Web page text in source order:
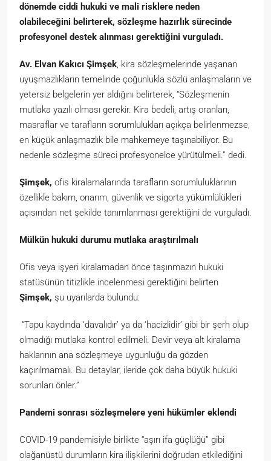
dönemde ciddi hukuki ve mali risklere neden
olabileceğini belirterek, sözleşme hazırlık sürecinde
profesyonel destek alınması gerektiğini vurguladı.
Av. Elvan Kakıcı Şimşek, kira sözleşmelerinde yaşanan
uyuşmazlıkların temelinde çoğunlukla sözlü anlaşmaların ve
yetersiz belgelerin yer aldığını belirterek, “Sözleşmenin
mutlaka yazılı olması gerekir. Kira bedeli, artış oranları,
masraflar ve tarafların sorumlulukları açıkça belirlenmezse,
en küçük anlaşmazlık bile mahkemeye taşınabiliyor. Bu
nedenle sözleşme süreci profesyonelce yürütülmeli.” dedi.
Şimşek, ofis kiralamalarında tarafların sorumluluklarının
özellikle bakım, onarım, güvenlik ve sigorta yükümlülükleri
açısından net şekilde tanımlanması gerektiğini de vurguladı.
Mülkün hukuki durumu mutlaka araştırılmalı
Ofis veya işyeri kiralamadan önce taşınmazın hukuki
statüsünün titizlikle incelenmesi gerektiğini belirten
Şimşek, şu uyarılarda bulundu:
“Tapu kaydında ‘davalıdır’ ya da ‘hacizlidir’ gibi bir şerh olup
olmadığı mutlaka kontrol edilmeli. Devir veya alt kiralama
haklarının ana sözleşmeye uygunluğu da gözden
kaçırılmamalı. Bu detaylar, ileride çok daha büyük hukuki
sorunları önler.”
Pandemi sonrası sözleşmelere yeni hükümler eklendi
COVID-19 pandemisiyle birlikte “aşırı ifa güçlüğü” gibi
olağanüstü durumların kira ilişkilerini doğrudan etkilediğini